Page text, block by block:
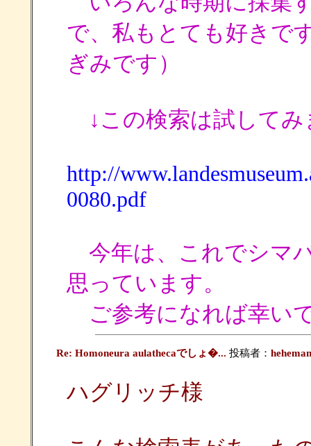
で、私もとても好きで
ぎみです）
↓この検索は試してみ
http://
0080.pdf
今年は、これでシマ
思っています。
ご参考になれば幸い
Re: Homoneura aulathecaでしょ�... 投稿者： heheman
ハグリッチ様